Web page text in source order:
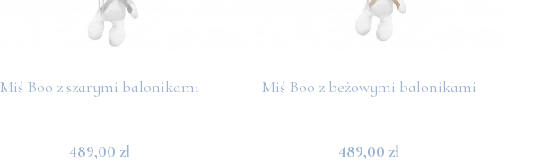
Miś Boo z szarymi balonikami
489,00 zł
Miś Boo z beżowymi balonikami
489,00 zł